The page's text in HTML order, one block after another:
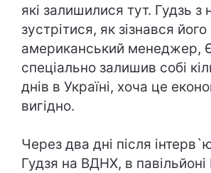
які залишилися тут. Гудзь
зустрітися, як зізнався його
американський менеджер,
спеціально залишив собі
днів в Україні, хоча це
вигідно.
Через два дні після
Гудзя на ВДНХ, в павільйоні